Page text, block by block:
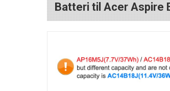
Batteri til Acer Aspire